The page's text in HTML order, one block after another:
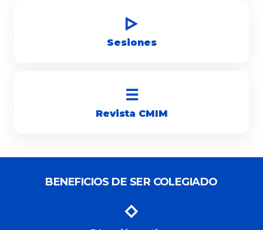
▷
Sesiones
☰
Revista CMIM
BENEFICIOS DE SER COLEGIADO
◇